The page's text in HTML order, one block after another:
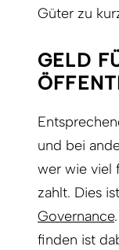
Güter zu
GELD
und bei
wer wie viel
zahlt. Dies
Governance
finden ist